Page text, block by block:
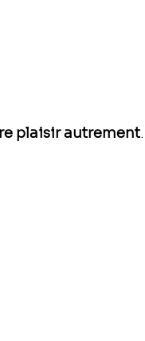
plaisir autrement.